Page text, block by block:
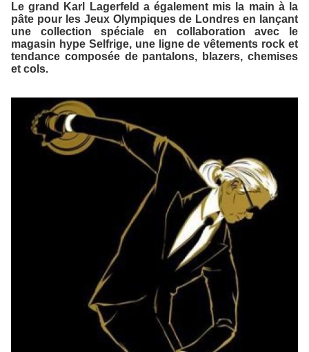
Le grand Karl Lagerfeld a également mis la main à la
pâte pour les Jeux Olympiques de Londres en lançant
une collection spéciale en collaboration avec le
magasin hype Selfrige, une ligne de vêtements rock et
tendance composée de pantalons, blazers, chemises
et cols.